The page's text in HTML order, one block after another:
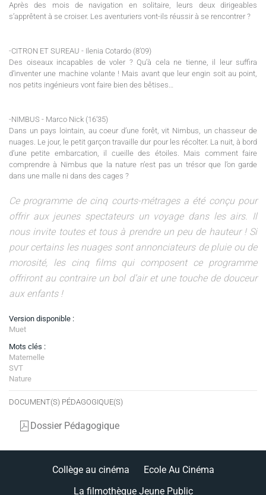
Après des mois de navigation en solitaire, leurs deux dirigeables
s’apprêtent à se croiser. Les aventuriers vont-ils réussir à se rencontrer ?
-CITRON ET SUREAU - Ilenia Cotardo (8’09)
Des oiseaux incapables de voler ? Qu’à cela ne tienne, il leur suffira
d’inventer une machine volante ! Mais avant que leur engin soit au point,
nos petits ingénieurs vont faire bien des bêtises…
-NIMBUS - Marco Nick (16’35)
Dans un pays lointain, au coeur d’une forêt, vit Nimbus, un chasseur de
nuages. Le jour, le petit garçon travaille dur pour les récolter. La nuit, à bord
d’une petite embarcation, il cueille des étoiles. Mais comment faire
comprendre à Nimbus que la nature n’est pas un trésor que l’on garde
dans une malle ni dans des cages ?
Ce programme de cinq courts-métrages a été conçu pour
offrir aux jeunes spectateurs un voyage dans les airs. Il
nous invite toutes et tous à prendre un peu de hauteur ! Si
pour certains les nuages sont annonciateurs de pluie ou de
morosité, les cinq films qui composent ce programme
offriront au contraire un bol d’air et une touche de douceur
aux enfants !
Version disponible :
Muet
Mots clés :
Maternelle
SVT
Nature
DOCUMENT(S) PÉDAGOGIQUE(S)
Dossier Pédagogique
Collège au cinéma
Ecole Au Cinéma
La filmothèque Jeune Public